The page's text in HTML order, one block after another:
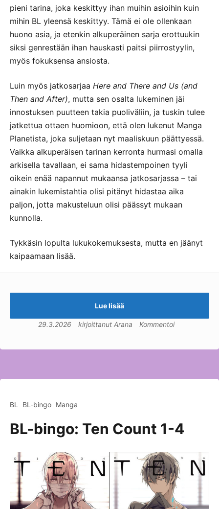
pieni tarina, joka keskittyy ihan muihin asioihin kuin
mihin BL yleensä keskittyy. Tämä ei ole ollenkaan
huono asia, ja etenkin alkuperäinen sarja erottuukin
siksi genrestään ihan hauskasti paitsi piirrostyylin,
myös fokuksensa ansiosta.
Luin myös jatkosarjaa Here and There and Us (and
Then and After), mutta sen osalta lukeminen jäi
innostuksen puutteen takia puoliväliin, ja tuskin tulee
jatkettua ottaen huomioon, että olen lukenut Manga
Planetista, joka suljetaan nyt maaliskuun päättyessä.
Vaikka alkuperäisen tarinan kerronta hurmasi omalla
arkisella tavallaan, ei sama hidastempoinen tyyli
oikein enää napannut mukaansa jatkosarjassa – tai
ainakin lukemistahtia olisi pitänyt hidastaa aika
paljon, jotta makusteluun olisi päässyt mukaan
kunnolla.
Tykkäsin lopulta lukukokemuksesta, mutta en jäänyt
kaipaamaan lisää.
Lue lisää
29.3.2026 kirjoittanut Arana Kommentoi
BL BL-bingo Manga
BL-bingo: Ten Count 1-4